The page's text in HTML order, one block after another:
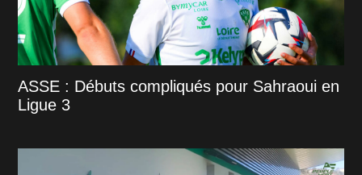
ASSE : Débuts compliqués pour Sahraoui en
Ligue 3